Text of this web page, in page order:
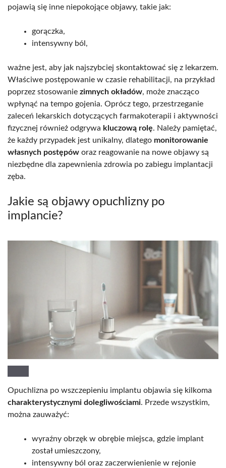
pojawią się inne niepokojące objawy, takie jak:
gorączka,
intensywny ból,
ważne jest, aby jak najszybciej skontaktować się z lekarzem.
Właściwe postępowanie w czasie rehabilitacji, na przykład
poprzez stosowanie zimnych okładów, może znacząco
wpłynąć na tempo gojenia. Oprócz tego, przestrzeganie
zaleceń lekarskich dotyczących farmakoterapii i aktywności
fizycznej również odgrywa kluczową rolę. Należy pamiętać,
że każdy przypadek jest unikalny, dlatego monitorowanie
własnych postępów oraz reagowanie na nowe objawy są
niezbędne dla zapewnienia zdrowia po zabiegu implantacji
zęba.
Jakie są objawy opuchlizny po
implancie?
Opuchlizna po wszczepieniu implantu objawia się kilkoma
charakterystycznymi dolegliwościami. Przede wszystkim,
można zauważyć:
wyraźny obrzęk w obrębie miejsca, gdzie implant
został umieszczony,
intensywny ból oraz zaczerwienienie w rejonie